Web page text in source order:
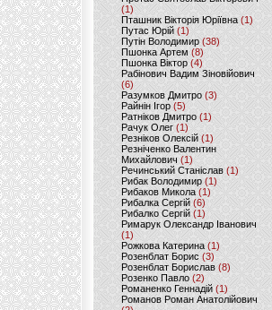
(1)
Пташник Вікторія Юріївна (1)
Путас Юрій (1)
Путін Володимир(38)
Пшонка Артем (8)
Пшонка Віктор(4)
Рабінович Вадим Зіновійович
(6)
Разумков Дмитро (3)
Райнін Ігор(5)
Ратніков Дмитро (1)
Рачук Олег (1)
Резніков Олексій(1)
Резніченко Валентин
Михайлович (1)
Речинський Станіслав (1)
Рибак Володимир(1)
Рибаков Микола(1)
Рибалка Сергій (6)
Рибалко Сергій (1)
Римарук Олександр Іванович
(1)
Рожкова Катерина(1)
Розенблат Борис (3)
Розенблат Борислав (8)
Розенко Павло (2)
Романенко Геннадій (1)
Романов Роман Анатолійович